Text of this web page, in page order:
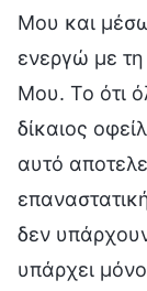
Μου και
ενεργώ με τη
Μου. Το ότι
δίκαιος
αυτό
δεν
υπάρχει